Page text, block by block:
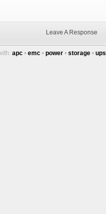
Leave A Response
apc • emc • power • storage • ups